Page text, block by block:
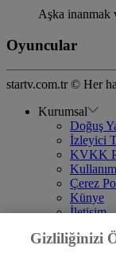
Aşka inanmak
Oyuncular
startv.com.tr © Her
Kurumsal
Doğuş
İzleyici
KVKK
Çerez
Künye
İletişim
DYG
Gizliliğinizi